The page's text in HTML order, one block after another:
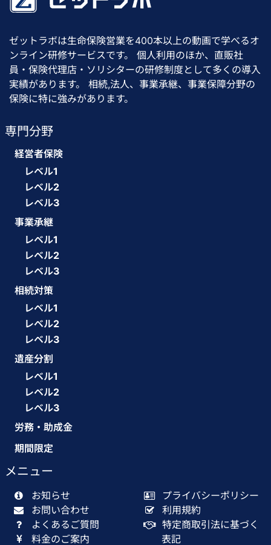
ゼットラボは生命保険営業を400本以上の動画で学べるオ
ンライン研修サービスです。 個人利用のほか、直販社
員・保険代理店・ソリシターの研修制度として多くの導入
実績があります。 相続,法人、事業承継、事業保障分野の
保険に特に強みがあります。
専門分野
経営者保険
レベル1
レベル2
レベル3
事業承継
レベル1
レベル2
レベル3
相続対策
レベル1
レベル2
レベル3
遺産分割
レベル1
レベル2
レベル3
労務・助成金
期間限定
メニュー
お知らせ
お問い合わせ
よくあるご質問
料金のご案内
プライバシーポリシー
利用規約
特定商取引法に基づく
表記